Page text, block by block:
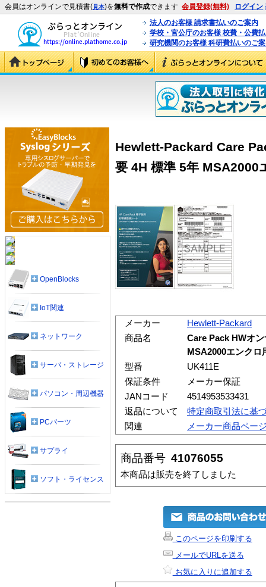
会員はオンラインで見積書(見本)を無料で作成できます 会員登録(無料) ログイン
法人のお客様 請求書払いのご案内
学校・官公庁のお客様 校費・公費
研究機関のお客様 科研費払いのご
Hewlett-Packard Care
要 4H 標準 5年 MSA2000
メーカー
Hewlett-Packard
商品名
Care Pack HWオ
MSA2000エンクロ
型番
UK411E
保証条件
メーカー保証
JANコード
4514953533431
返品について
特定商取引法に基
関連
メーカー商品ペー
商品番号 41076055
本商品は販売を終了しました
このページを印刷する
メールでURLを送る
お気に入りに追加する
OpenBlocks
IoT関連
ネットワーク
サーバ・ストレージ
パソコン・周辺機器
PCパーツ
サプライ
ソフト・ライセンス